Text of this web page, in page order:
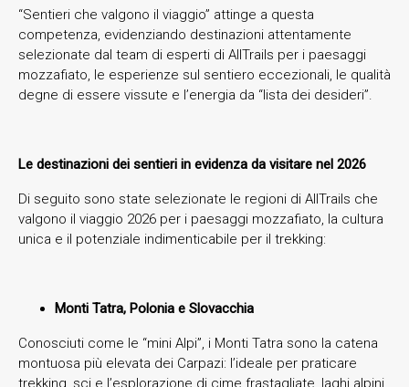
“Sentieri che valgono il viaggio” attinge a questa
competenza, evidenziando destinazioni attentamente
selezionate dal team di esperti di AllTrails per i paesaggi
mozzafiato, le esperienze sul sentiero eccezionali, le qualità
degne di essere vissute e l’energia da “lista dei desideri”.
Le destinazioni dei sentieri in evidenza da visitare nel 2026
Di seguito sono state selezionate le regioni di AllTrails che
valgono il viaggio 2026 per i paesaggi mozzafiato, la cultura
unica e il potenziale indimenticabile per il trekking:
Monti Tatra, Polonia e Slovacchia
Conosciuti come le “mini Alpi”, i Monti Tatra sono la catena
montuosa più elevata dei Carpazi: l’ideale per praticare
trekking, sci e l’esplorazione di cime frastagliate, laghi alpini